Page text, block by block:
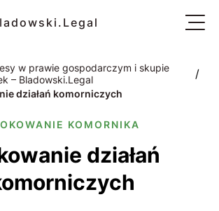
– Bladowski.Legal
/
działań komorniczych
KOMORNIKA